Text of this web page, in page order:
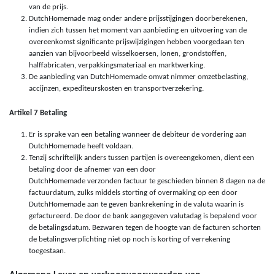
van de prijs.
DutchHomemade mag onder andere prijsstijgingen doorberekenen,
indien zich tussen het moment van aanbieding en uitvoering van de
overeenkomst significante prijswijzigingen hebben voorgedaan ten
aanzien van bijvoorbeeld wisselkoersen, lonen, grondstoffen,
halffabricaten, verpakkingsmateriaal en marktwerking.
De aanbieding van DutchHomemade omvat nimmer omzetbelasting,
accijnzen, expediteurskosten en transportverzekering.
Artikel 7 Betaling
Er is sprake van een betaling wanneer de debiteur de vordering aan
DutchHomemade heeft voldaan.
Tenzij schriftelijk anders tussen partijen is overeengekomen, dient een
betaling door de afnemer van een door
DutchHomemade verzonden factuur te geschieden binnen 8 dagen na de
factuurdatum, zulks middels storting of overmaking op een door
DutchHomemade aan te geven bankrekening in de valuta waarin is
gefactureerd. De door de bank aangegeven valutadag is bepalend voor
de betalingsdatum. Bezwaren tegen de hoogte van de facturen schorten
de betalingsverplichting niet op noch is korting of verrekening
toegestaan.